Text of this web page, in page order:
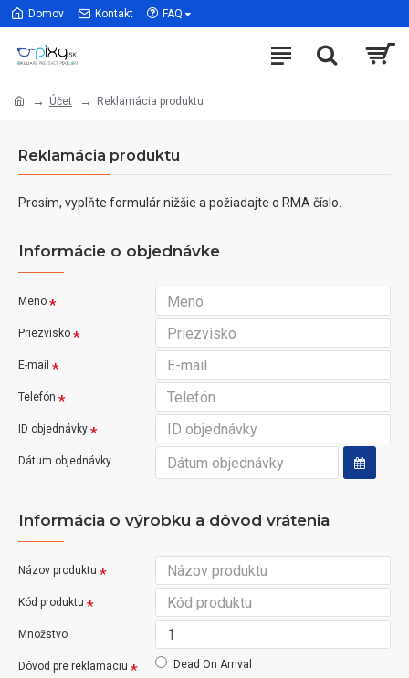
Domov Kontakt FAQ
Účet Reklamácia produktu
Reklamácia produktu
Prosím, vyplňte formulár nižšie a požiadajte o RMA číslo.
Informácie o objednávke
Meno
Priezvisko
E-mail
Telefón
ID objednávky
Dátum objednávky
Informácia o výrobku a dôvod vrátenia
Názov produktu
Kód produktu
Množstvo
Dôvod pre reklamáciu
Dead On Arrival